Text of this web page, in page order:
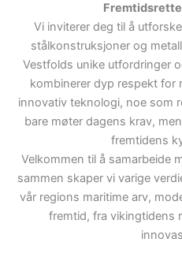
Vi inviterer deg til å
stålkonstruksjoner og
Vestfolds unike utfordringer
kombinerer dyp respekt for
innovativ teknologi, noe som
bare møter dagens krav,
fremtidens
Velkommen til å samarbeide
sammen skaper vi varige
vår regions maritime arv,
fremtid, fra vikingtidens